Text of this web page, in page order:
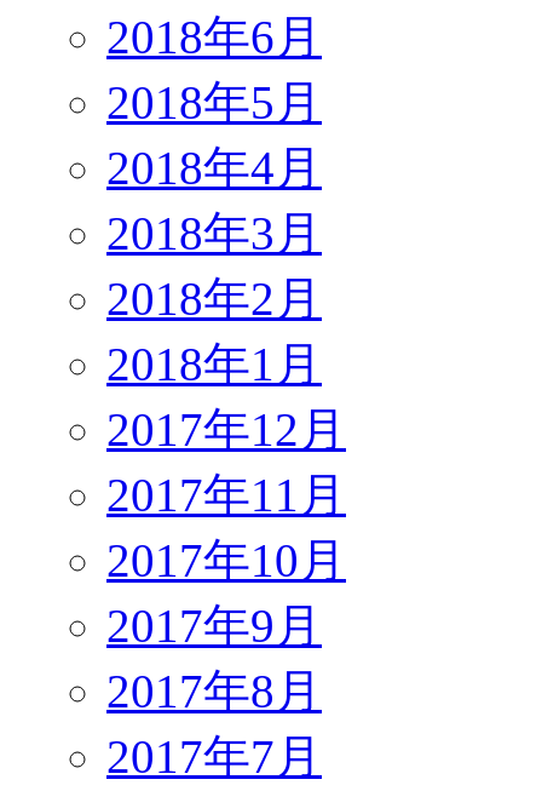
2018年6月
2018年5月
2018年4月
2018年3月
2018年2月
2018年1月
2017年12月
2017年11月
2017年10月
2017年9月
2017年8月
2017年7月